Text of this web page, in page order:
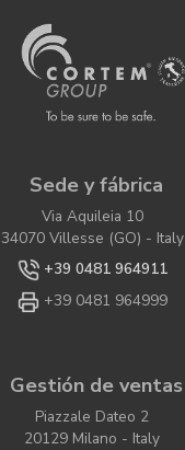
Sede y fábrica
Via Aquileia 10
34070 Villesse (GO) - Italy
+39 0481 964911
+39 0481 964999
Gestión de ventas
Piazzale Dateo 2
20129 Milano - Italy